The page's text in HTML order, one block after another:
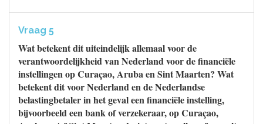
Vraag 5
Wat betekent dit uiteindelijk allemaal voor de
verantwoordelijkheid van Nederland voor de financiële
instellingen op Curaçao, Aruba en Sint Maarten? Wat
betekent dit voor Nederland en de Nederlandse
belastingbetaler in het geval een financiële instelling,
bijvoorbeeld een bank of verzekeraar, op Curaçao,